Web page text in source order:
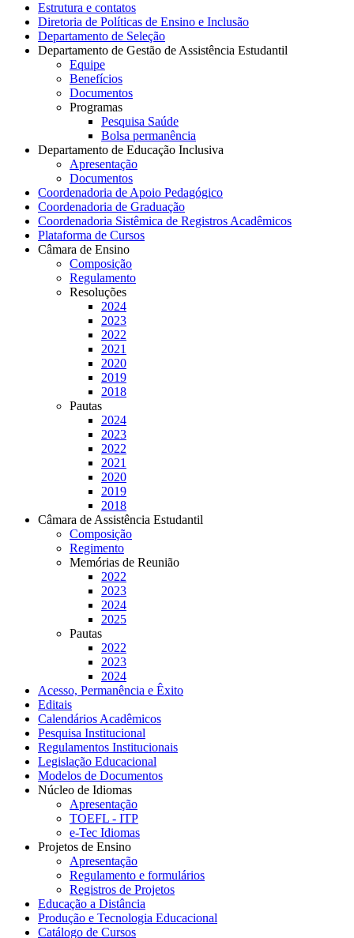
Estrutura e contatos
Diretoria de Políticas de Ensino e Inclusão
Departamento de Seleção
Departamento de Gestão de Assistência Estudantil
Equipe
Benefícios
Documentos
Programas
Pesquisa Saúde
Bolsa permanência
Departamento de Educação Inclusiva
Apresentação
Documentos
Coordenadoria de Apoio Pedagógico
Coordenadoria de Graduação
Coordenadoria Sistêmica de Registros Acadêmicos
Plataforma de Cursos
Câmara de Ensino
Composição
Regulamento
Resoluções
2024
2023
2022
2021
2020
2019
2018
Pautas
2024
2023
2022
2021
2020
2019
2018
Câmara de Assistência Estudantil
Composição
Regimento
Memórias de Reunião
2022
2023
2024
2025
Pautas
2022
2023
2024
Acesso, Permanência e Êxito
Editais
Calendários Acadêmicos
Pesquisa Institucional
Regulamentos Institucionais
Legislação Educacional
Modelos de Documentos
Núcleo de Idiomas
Apresentação
TOEFL - ITP
e-Tec Idiomas
Projetos de Ensino
Apresentação
Regulamento e formulários
Registros de Projetos
Educação a Distância
Produção e Tecnologia Educacional
Catálogo de Cursos